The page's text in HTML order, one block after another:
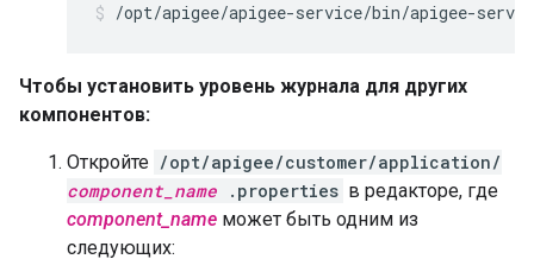
/opt/apigee/apigee-service/bin/apigee-
Чтобы установить уровень журнала для других
компонентов:
Откройте /opt/apigee/customer/application/
component_name .properties в редакторе, где
component_name может быть одним из
следующих: